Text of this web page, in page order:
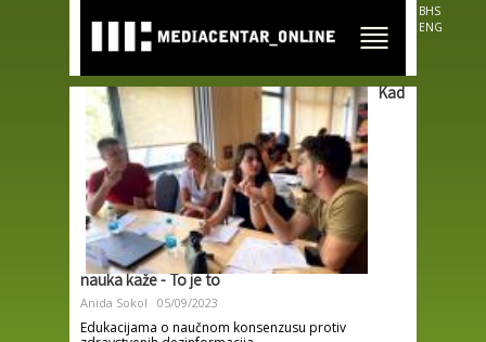
main
content
BHS
ENG
Kad
nauka kaže - To je to
Anida Sokol 05/09/2023
Edukacijama o naučnom konsenzusu protiv